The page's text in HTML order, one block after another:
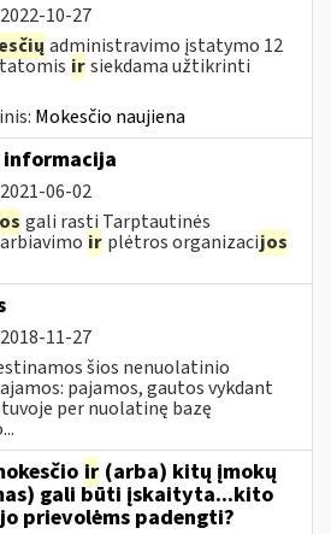
2022-10-27
administravimo įstatymo 12
irsiekdama užtikrinti
Mokesčio naujiena
informacija
2021-06-02
gali rasti Tarptautinės
ir plėtros organizacijos
2018-11-27
šios nenuolatinio
pajamos, gautos vykdant
per nuolatinę bazę
ir (arba) kitų įmokų
gali būti įskaityta...kito
prievolėms padengti?